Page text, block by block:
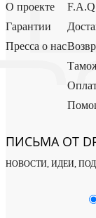
О проекте
Гарантии
Пресса о нас
ПИСЬМА ОТ
НОВОСТИ, ИДЕИ,